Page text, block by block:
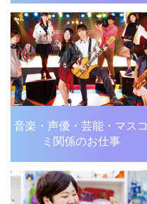
音楽・声優・芸能・ マスコ
ミ関係のお仕事